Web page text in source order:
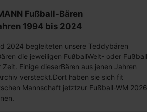
Fußball-Bären
1994 bis 2024
2024 begleiteten unsere Teddybären
die jeweiligen FußballWelt- oder Fußball
Einige dieserBären aus jenen Jahren
versteckt.Dort haben sie sich fit
Mannschaft jetztzur Fußball-WM 2026